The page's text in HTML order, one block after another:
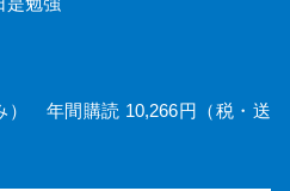
） 年間購読 10,266円（税・送